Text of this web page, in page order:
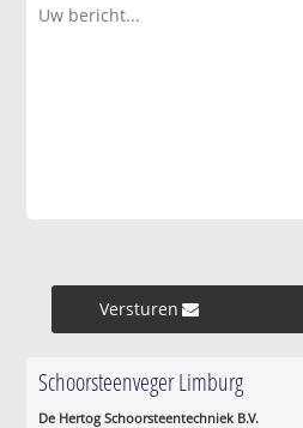
Versturen »
Schoorsteenveger Limburg
De Hertog Schoorsteentechniek B.V.